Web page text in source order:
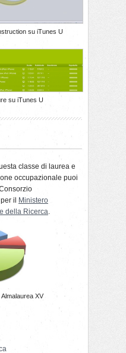
su iTunes U
su iTunes U
classe di laurea e
occupazionale puoi
il
Ministero
della Ricerca.
XV